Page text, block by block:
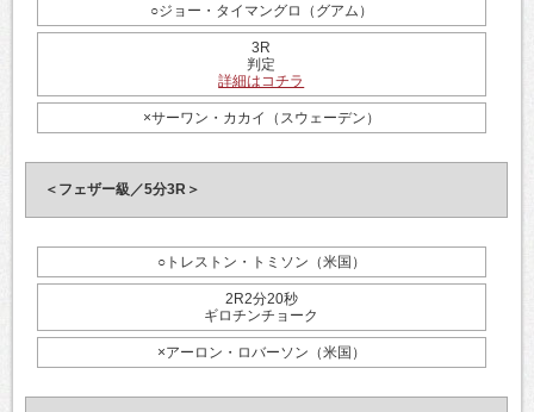
○ジョー・タイマングロ（グアム）
3R
判定
詳細はコチラ
×サーワン・カカイ（スウェーデン）
＜フェザー級／5分3R＞
○トレストン・トミソン（米国）
2R2分20秒
ギロチンチョーク
×アーロン・ロバーソン（米国）